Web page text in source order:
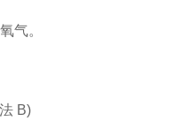
气。
B)